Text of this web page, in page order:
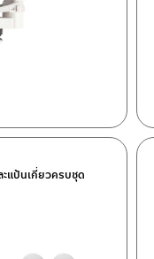
แป้นเกี่ยวครบชุด